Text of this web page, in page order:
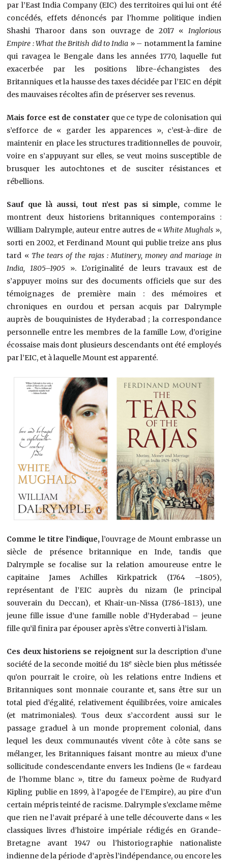
par l’East India Company (EIC) des territoires qui lui ont été
concédés, effets dénoncés par l’homme politique indien
Shashi Tharoor dans son ouvrage de 2017 « Inglorious
Empire : What the British did to India » – notamment la famine
qui ravagea le Bengale dans les années 1770, laquelle fut
exacerbée par les positions libre-échangistes des
Britanniques et la hausse des taxes décidée par l’EIC en dépit
des mauvaises récoltes afin de préserver ses revenus.
Mais force est de constaterque ce type de colonisation qui
s’efforce de « garder les apparences », c’est-à-dire de
maintenir en place les structures traditionnelles de pouvoir,
voire en s’appuyant sur elles, se veut moins susceptible de
brusquer les autochtones et de susciter résistances et
rébellions.
Sauf que là aussi, tout n’est pas si simple,comme le
montrent deux historiens britanniques contemporains :
William Dalrymple, auteur entre autres de «White Mughals»,
sorti en 2002, et Ferdinand Mount qui publie treize ans plus
tard « The tears of the rajas : Mutinery, money and mariage in
India, 1805–1905 ». L’originalité de leurs travaux est de
s’appuyer moins sur des documents officiels que sur des
témoignages de première main : des mémoires et
chroniques en ourdou et persan acquis par Dalrymple
auprès de bouquinistes de Hyderabad ; la correspondance
personnelle entre les membres de la famille Low, d’origine
écossaise mais dont plusieurs descendants ont été employés
par l’EIC, et à laquelle Mount est apparenté.
Comme le titre l’indique,l’ouvrage de Mount embrasse un
siècle de présence britannique en Inde, tandis que
Dalrymple se focalise sur la relation amoureuse entre le
capitaine James Achilles Kirkpatrick (1764 –1805),
représentant de l’EIC auprès du nizam (le principal
souverain du Deccan), et Khair-un-Nissa (1786-1813), une
jeune fille issue d’une famille noble d’Hyderabad – jeune
fille qu’il finira par épouser après s’être converti à l’islam.
Ces deux historiens se rejoignent sur la description d’une
société de la seconde moitié du 18e siècle bien plus métissée
qu’on pourrait le croire, où les relations entre Indiens et
Britanniques sont monnaie courante et, sans être sur un
total pied d’égalité, relativement équilibrées, voire amicales
(et matrimoniales). Tous deux s’accordent aussi sur le
passage graduel à un monde proprement colonial, dans
lequel les deux communautés vivent côte à côte sans se
mélanger, les Britanniques faisant montre au mieux d’une
sollicitude condescendante envers les Indiens (le « fardeau
de l’homme blanc », titre du fameux poème de Rudyard
Kipling publie en 1899, à l’apogée de l’Empire), au pire d’un
certain mépris teinté de racisme. Dalrymple s’exclame même
que rien ne l’avait préparé à une telle découverte dans « les
classiques livres d’histoire impériale rédigés en Grande-
Bretagne avant 1947 ou l’historiographie nationaliste
indienne de la période d’après l’indépendance, ou encore les